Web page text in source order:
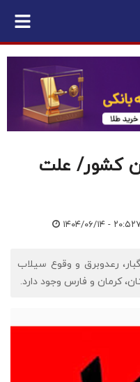
برای 4 استان کشور/ علت
۱۴۰۴/۰۶/۱۴ - ۲۰:۵۲
رعدوبرق و وقوع سیلاب
کرمان و فارس وجود دارد.